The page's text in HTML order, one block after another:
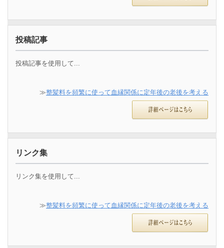
投稿記事
投稿記事を使用して...
≫整髪料を頻繁に使って血縁関係に定年後の老後を考える
リンク集
リンク集を使用して...
≫整髪料を頻繁に使って血縁関係に定年後の老後を考える